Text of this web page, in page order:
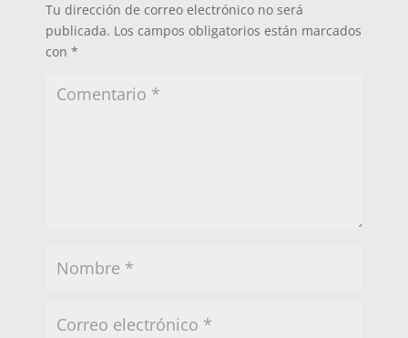
Tu dirección de correo electrónico no será
publicada. Los campos obligatorios están marcados
con *